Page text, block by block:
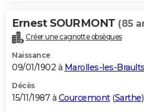
Ernest SOURMONT (85
Créer une cagnotte obsèques
Naissance
09/01/1902 à Marolles-les-Braults
Décès
15/11/1987 à Courcemont(Sarthe)